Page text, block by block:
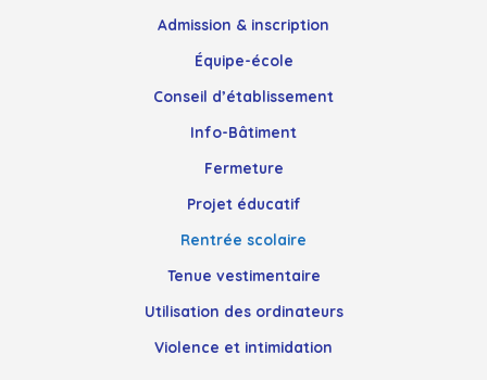
Admission & inscription
Équipe-école
Conseil d’établissement
Info-Bâtiment
Fermeture
Projet éducatif
Rentrée scolaire
Tenue vestimentaire
Utilisation des ordinateurs
Violence et intimidation